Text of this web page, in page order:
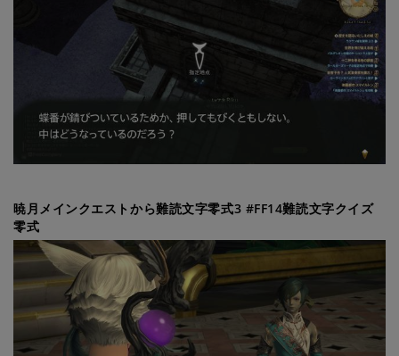
暁月メインクエストから難読文字零式3 #FF14難読文字クイズ
零式